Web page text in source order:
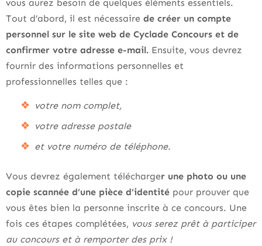
vous aurez besoin de quelques éléments essentiels.
Tout d’abord, il est nécessaire de créer un compte
personnel sur le site web de Cyclade Concours et de
confirmer votre adresse e-mail. Ensuite, vous devrez
fournir des informations personnelles et
professionnelles telles que :
votre nom complet,
votre adresse postale
et votre numéro de téléphone.
Vous devrez également télécharger une photo ou une
copie scannée d’une pièce d’identité pour prouver que
vous êtes bien la personne inscrite à ce concours. Une
fois ces étapes complétées, vous serez prêt à participer
au concours et à remporter des prix !